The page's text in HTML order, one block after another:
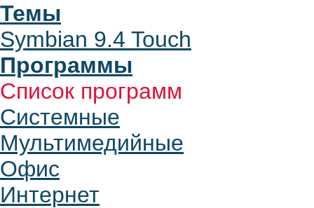
Темы
Symbian 9.4 Touch
Программы
Список программ
Системные
Мультимедийные
Офис
Интернет